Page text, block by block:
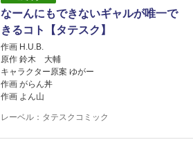
なーんにもできないギャルが唯一で
きるコト【タテスク】
作画 H.U.B.
原作 鈴木 大輔
キャラクター原案 ゆがー
作画 がらん丼
作画 よん山
レーベル：タテスクコミック